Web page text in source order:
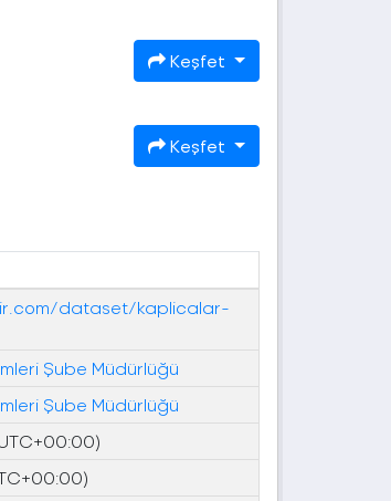
Keşfet
Keşfet
dataset/kaplicalar-
Şube Müdürlüğü
Şube Müdürlüğü